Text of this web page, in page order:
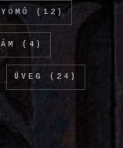
(12)
(4)
ÜVEG (24)